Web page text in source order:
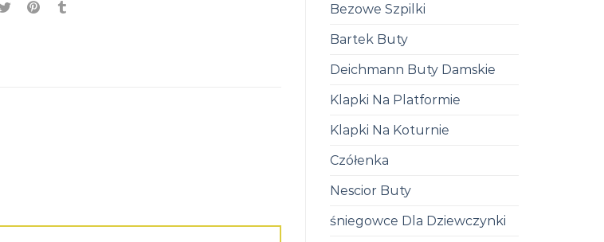
Bezowe Szpilki
Bartek Buty
Deichmann Buty Damskie
Klapki Na Platformie
Klapki Na Koturnie
Czółenka
Nescior Buty
śniegowce Dla Dziewczynki